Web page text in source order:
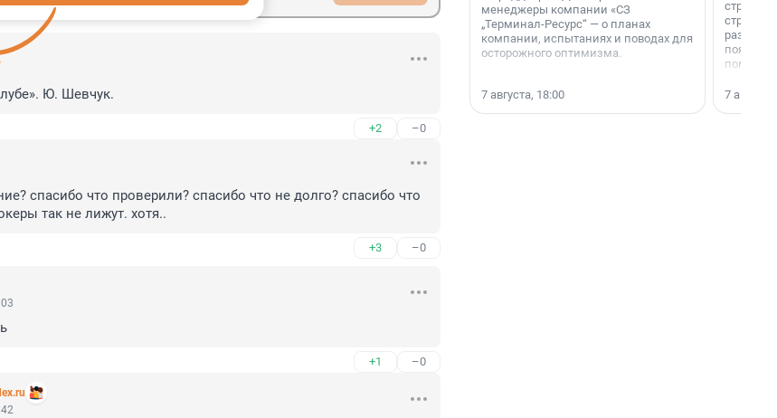
Ю. Шевчук.
+2 –0
спасибо что проверили? спасибо что не долго? спасибо что
так не лижут. хотя..
+3 –0
+1 –0
менеджеры компании «СЗ
„Терминал-Ресурс“ — о планах
компании, испытаниях и поводах для
осторожного оптимизма.
7 августа, 18:00
раз. В
7